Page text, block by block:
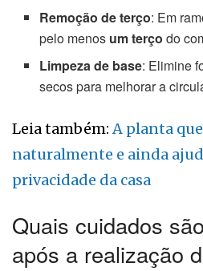
Remoção de terço: Em
pelo menos um terço do
Limpeza de base: Elimine
secos para melhorar a
Leia também:A planta
naturalmente e ainda
privacidade da casa
Quais cuidados
após a realização